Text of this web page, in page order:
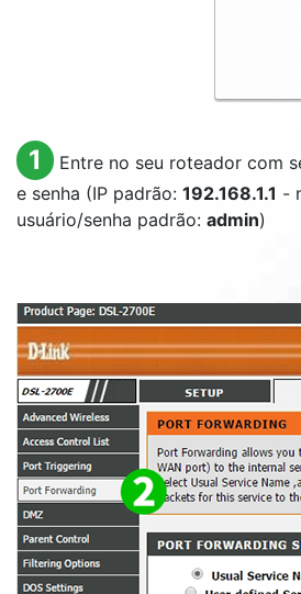
1
Entre no seu roteador com
e senha (IP padrão: 192.168.1.1 -
usuário/senha padrão: admin)